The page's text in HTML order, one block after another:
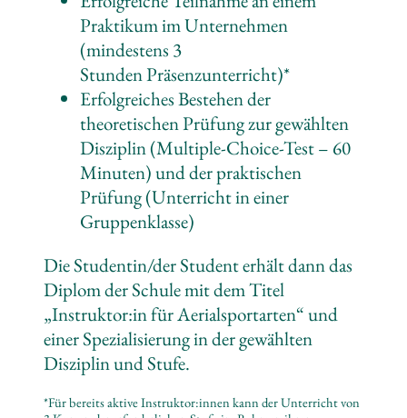
Praktikum im Unternehmen
(mindestens 3
Stunden Präsenzunterricht)*
Erfolgreiches Bestehen der
theoretischen Prüfung zur gewählten
Disziplin (Multiple-Choice-Test – 60
Minuten) und der praktischen
Prüfung (Unterricht in einer
Gruppenklasse)
Die Studentin/der Student erhält dann das
Diplom der Schule mit dem Titel
„Instruktor:in für Aerialsportarten“ und
einer Spezialisierung in der gewählten
Disziplin und Stufe.
*Für bereits aktive Instruktor:innen kann der Unterricht von